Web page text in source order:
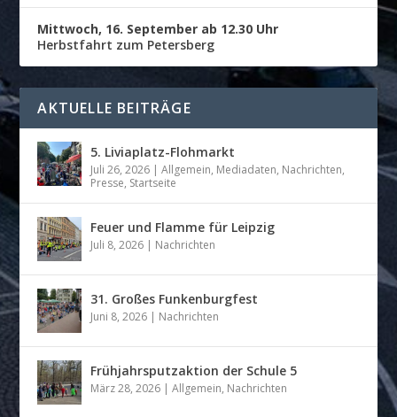
Mittwoch, 16. September ab 12.30 Uhr
Herbstfahrt zum Petersberg
AKTUELLE BEITRÄGE
5. Liviaplatz-Flohmarkt
Juli 26, 2026 |Allgemein, Mediadaten, Nachrichten,
Presse, Startseite
Feuer und Flamme für Leipzig
Juli 8, 2026 | Nachrichten
31. Großes Funkenburgfest
Juni 8, 2026 | Nachrichten
Frühjahrsputzaktion der Schule 5
März 28, 2026 |Allgemein, Nachrichten